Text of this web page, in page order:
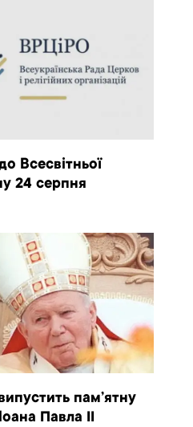
Всесвітньої
24 серпня
пам’ятну
Павла II